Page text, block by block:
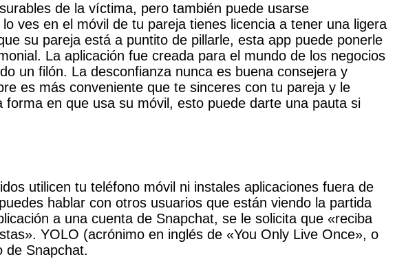
de la víctima, pero también puede usarse
ves en el móvil de tu pareja tienes licencia a tener una ligera
su pareja está a puntito de pillarle, esta app puede ponerle
La aplicación fue creada para el mundo de los negocios
un filón. La desconfianza nunca es buena consejera y
es más conveniente que te sinceres con tu pareja y le
en que usa su móvil, esto puede darte una pauta si
utilicen tu teléfono móvil ni instales aplicaciones fuera de
hablar con otros usuarios que están viendo la partida
a una cuenta de Snapchat, se le solicita que «reciba
YOLO (acrónimo en inglés de «You Only Live Once», o
de Snapchat.